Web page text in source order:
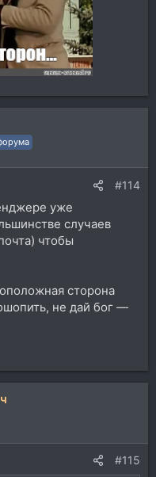
#114
уже
случаев
чтобы
сторона
не дай бог —
#115